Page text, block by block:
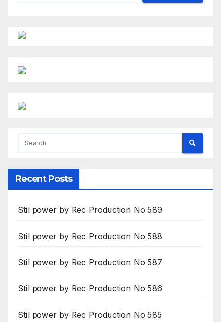
Recent Posts
Stil power by Rec Production No 589
Stil power by Rec Production No 588
Stil power by Rec Production No 587
Stil power by Rec Production No 586
Stil power by Rec Production No 585